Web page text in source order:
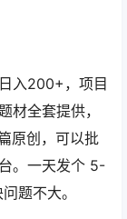
入200+，项目
材全套提供，
原创，可以批
。一天发个 5-
题不大。